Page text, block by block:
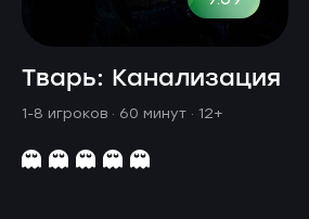
Тварь: Канализация
1-8 игроков · 60 минут · 12+